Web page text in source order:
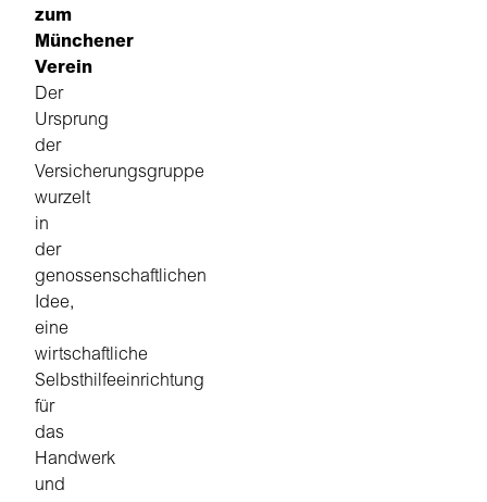
zum
Münchener
Verein
Der
Ursprung
der
Versicherungsgruppe
wurzelt
in
der
genossenschaftlichen
Idee,
eine
wirtschaftliche
Selbsthilfeeinrichtung
für
das
Handwerk
und